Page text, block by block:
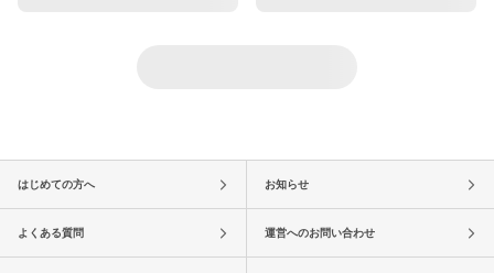
はじめての方へ お知らせ
よくある質問 運営へのお問い合わせ